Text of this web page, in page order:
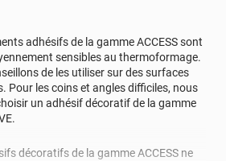
adhésifs de la gamme ACCESS sont
sensibles au thermoformage.
de les utiliser sur des surfaces
Pour les coins et angles difficiles, nous
un adhésif décoratif de la gamme
décoratifs de la gamme ACCESS ne